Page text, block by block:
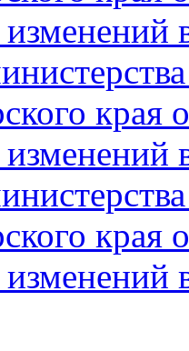
изменений
изменений
изменений